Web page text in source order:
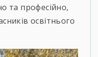
та професійно,
освітнього